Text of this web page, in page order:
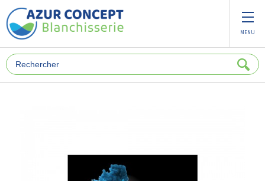
MENU
Panneau de gestion des cookies